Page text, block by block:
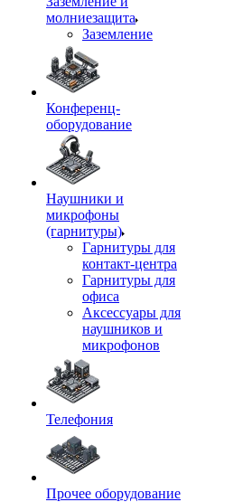
молниезащита
Заземление
Конференц-
оборудование
Наушники и
микрофоны
(гарнитуры)
Гарнитуры для
контакт-центра
Гарнитуры для
офиса
Аксессуары для
наушников и
микрофонов
Телефония
Прочее оборудование